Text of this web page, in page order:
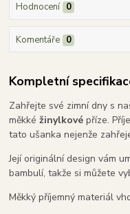
Hodnocení 0
Komentáře 0
Kompletní
Zahřejte své zimní dny s
měkké žinylkové příze.
tato ušanka nejenže
Její originální design vám
bambulí, takže si můžete
Měkký příjemný materiál